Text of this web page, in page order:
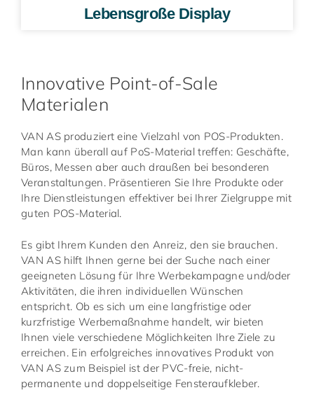
Lebensgroße Display
Innovative Point-of-Sale
Materialen
VAN AS produziert eine Vielzahl von POS-Produkten.
Man kann überall auf PoS-Material treffen: Geschäfte,
Büros, Messen aber auch draußen bei besonderen
Veranstaltungen. Präsentieren Sie Ihre Produkte oder
Ihre Dienstleistungen effektiver bei Ihrer Zielgruppe mit
guten POS-Material.
Es gibt Ihrem Kunden den Anreiz, den sie brauchen.
VAN AS hilft Ihnen gerne bei der Suche nach einer
geeigneten Lösung für Ihre Werbekampagne und/oder
Aktivitäten, die ihren individuellen Wünschen
entspricht. Ob es sich um eine langfristige oder
kurzfristige Werbemaßnahme handelt, wir bieten
Ihnen viele verschiedene Möglichkeiten Ihre Ziele zu
erreichen. Ein erfolgreiches innovatives Produkt von
VAN AS zum Beispiel ist der PVC-freie, nicht-
permanente und doppelseitige Fensteraufkleber.